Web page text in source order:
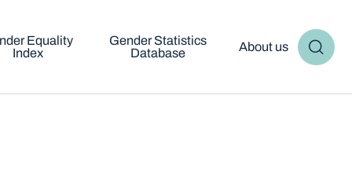
Equality
Index
Gender Statistics
Database
About us